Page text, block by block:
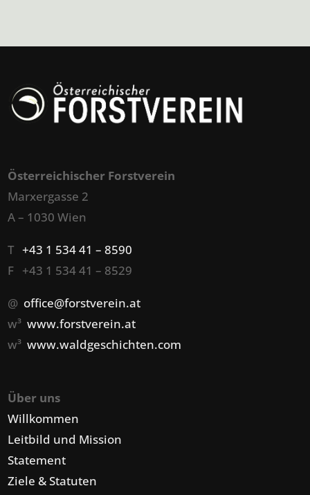
Österreichischer Forstverein
Marxergasse 2
A – 1030 Wien
T+43 1 534 41 – 8590
F +43 1 534 41 – 8529
@ office@forstverein.at
w³www.forstverein.at
w³www.waldgeschichten.com
Über uns
Willkommen
Leitbild und Mission
Statement
Ziele & Statuten